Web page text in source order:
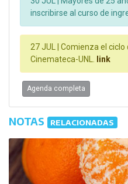
inscribirse al curso de
27 JUL | Comienza el ciclo
Cinemateca-UNL. link
Agenda completa
NOTAS RELACIONADAS